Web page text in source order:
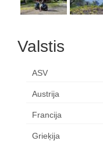
Valstis
ASV
Austrija
Francija
Grieķija